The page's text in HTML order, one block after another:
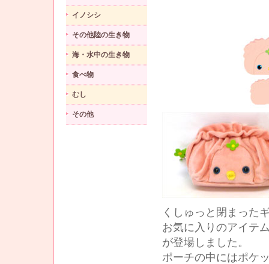
イノシシ
その他陸の生き物
海・水中の生き物
食べ物
むし
その他
くしゅっと閉まった
お気に入りのアイテ
が登場しました。
ポーチの中にはポケ